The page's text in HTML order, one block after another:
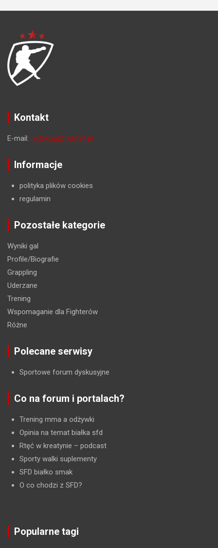
Kontakt
E-mail: redakcja@fight24.pl
Informacje
polityka plików cookies
regulamin
Pozostałe kategorie
Wyniki gal
Profile/Biografie
Grappling
Uderzane
Trening
Wspomaganie dla Fighterów
Różne
Polecane serwisy
Sportowe forum dyskusyjne
Co na forum i portalach?
Trening mma a odżywki
Opinia na temat białka sfd
Rtęć w kreatynie – podcast
Sporty walki suplementy
SFD białko smak
O co chodzi z SFD?
Popularne tagi